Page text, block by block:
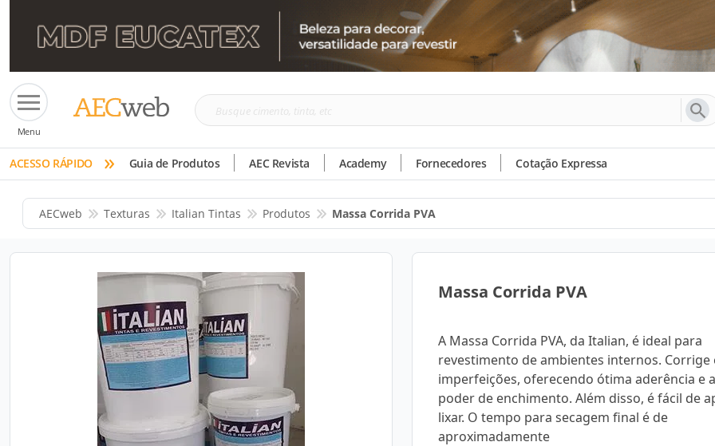
Menu
Busque
tinta,
etc
ACESSO RÁPIDO » Guia de Produtos AEC Revista Academy Fornecedores Cotação Expressa
AECweb Texturas Italian Tintas Produtos Massa Corrida PVA
Massa Corrida PVA
A Massa Corrida PVA, da Italian, é ideal para
revestimento de ambientes internos. Corrige
imperfeições, oferecendo ótima aderência e
poder de enchimento. Além disso, é fácil de
lixar. O tempo para secagem final é de
aproximadamente